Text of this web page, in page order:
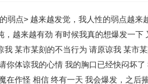
弱点> 越来越发觉，我人性的弱点越来
越来越有劲 有时候我真的想爆发一下
某市某刻的不当行为 请原谅我 某市
你体谅我的心情 我的胸口已经快闷坏
在作怪 相信 终有一天 我会爆发，之后